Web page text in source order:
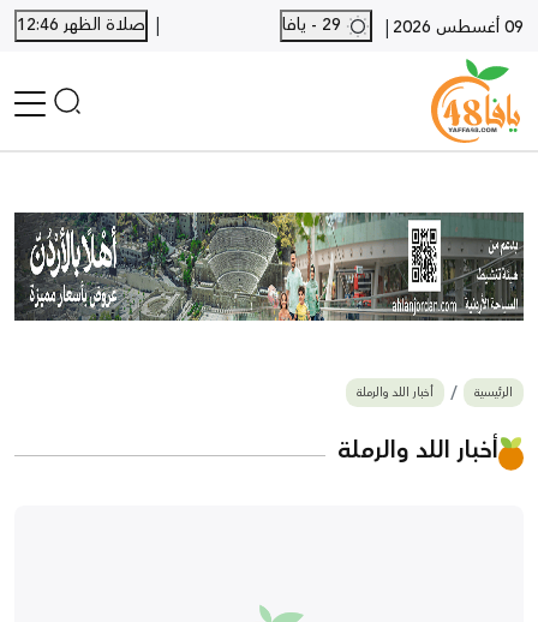
09 أغسطس 2026 |
| صلاة الظهر 12:46
أخبار محلية
أخبار يافا
SHORTS
أخبار اللد والرملة
بيع وشراء
أخبار القدس
وفيات
الرئيسية أخبار اللد والرملة
أخبار اللد والرملة